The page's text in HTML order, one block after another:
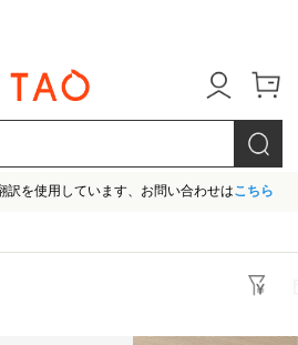
訳を使用しています、お問い合わせはこちら